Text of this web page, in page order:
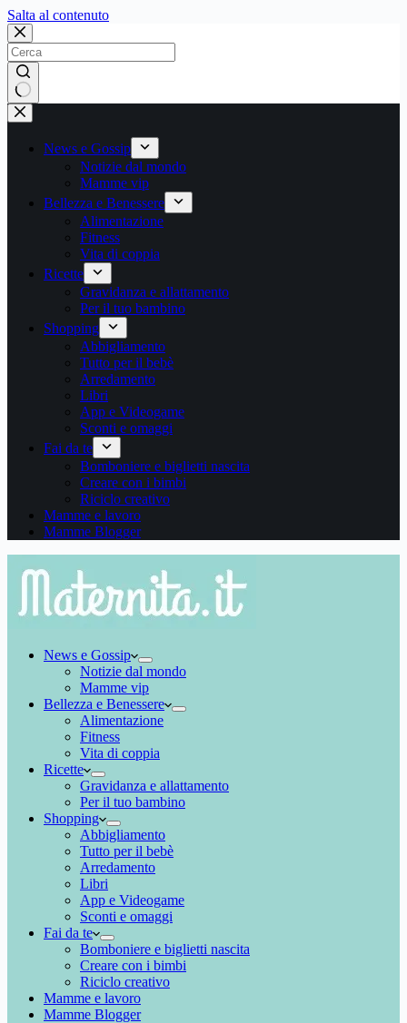
Salta al contenutoSalta
contenuto
Nessun
risultato
News e Gossip
Notizie dal mondo
Mamme vip
Bellezza e Benessere
Alimentazione
Fitness
Vita di coppia
Ricette
Gravidanza e allattamento
Per il tuo bambino
Shopping
Abbigliamento
Tutto per il bebè
Arredamento
Libri
App e Videogame
Sconti e omaggi
Fai da te
Bomboniere e biglietti nascita
Creare con i bimbi
Riciclo creativo
Mamme e lavoro
Mamme Blogger
News e Gossip
Notizie dal mondo
Mamme vip
Bellezza e Benessere
Alimentazione
Fitness
Vita di coppia
Ricette
Gravidanza e allattamento
Per il tuo bambino
Shopping
Abbigliamento
Tutto per il bebè
Arredamento
Libri
App e Videogame
Sconti e omaggi
Fai da te
Bomboniere e biglietti nascita
Creare con i bimbi
Riciclo creativo
Mamme e lavoro
Mamme Blogger